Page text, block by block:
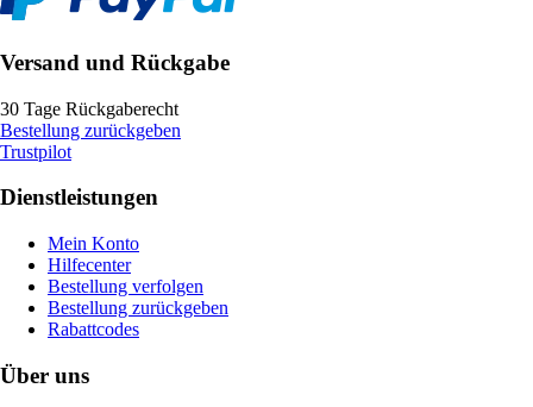
Versand und Rückgabe
30 Tage Rückgaberecht
Bestellung zurückgeben
Trustpilot
Dienstleistungen
Mein Konto
Hilfecenter
Bestellung verfolgen
Bestellung zurückgeben
Rabattcodes
Über uns